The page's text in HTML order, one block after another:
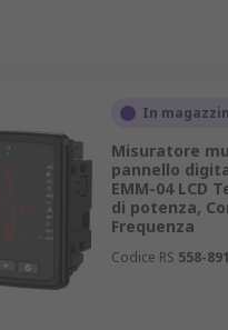
In
Misuratore
pannello
EMM-04 LCD
di potenza,
Frequenza
Codice RS 558-891